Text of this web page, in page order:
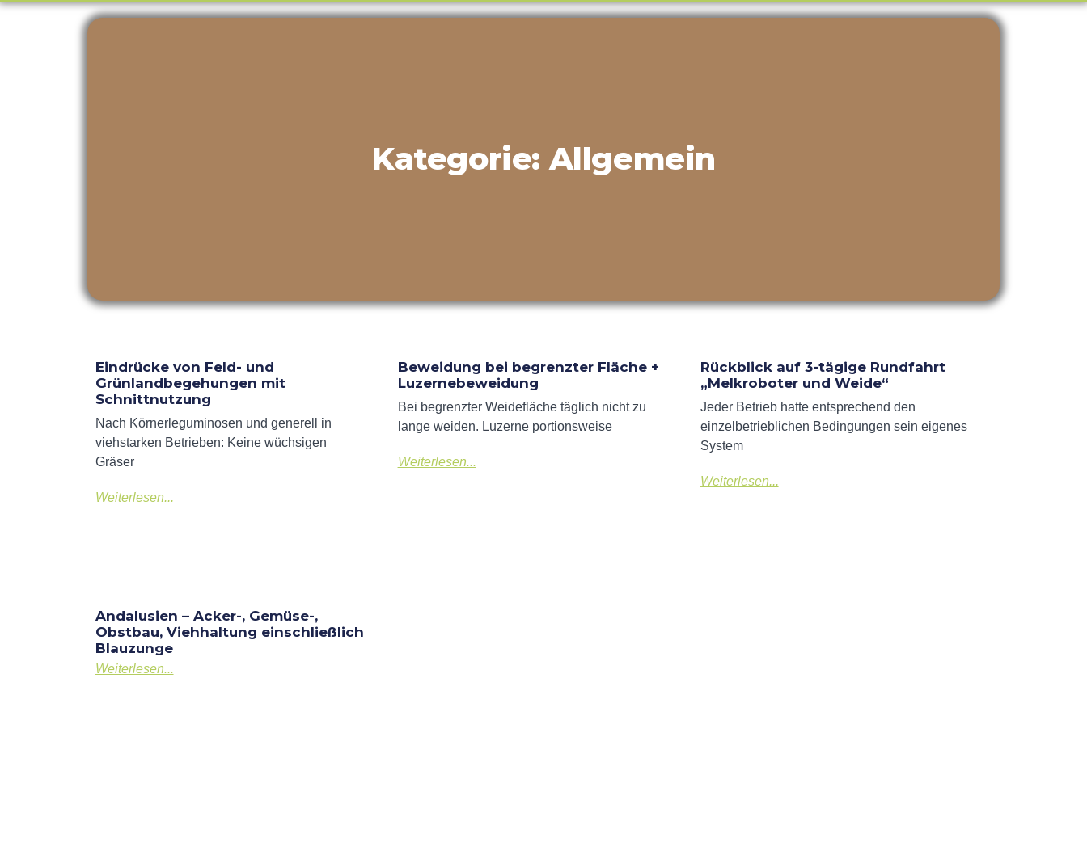
Kategorie: Allgemein
Eindrücke von Feld- und
Grünlandbegehungen mit
Schnittnutzung
Nach Körnerleguminosen und generell in
viehstarken Betrieben: Keine wüchsigen
Gräser
Weiterlesen...
Beweidung bei begrenzter Fläche +
Luzernebeweidung
Bei begrenzter Weidefläche täglich nicht zu
lange weiden. Luzerne portionsweise
Weiterlesen...
Rückblick auf 3-tägige Rundfahrt
„Melkroboter und Weide“
Jeder Betrieb hatte entsprechend den
einzelbetrieblichen Bedingungen sein eigenes
System
Weiterlesen...
Andalusien – Acker-, Gemüse-,
Obstbau, Viehhaltung einschließlich
Blauzunge
Weiterlesen...